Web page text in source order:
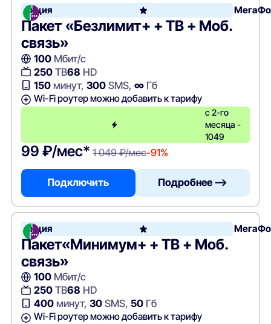
Акция
Пакет «Безлимит+ + ТВ + Моб.
связь»
100Мбит/с
250ТВ68 HD
150минут, 300SMS, ∞Гб
Wi-Fi роутер можно добавить к тарифу
с 2-го
месяца -
1049
99 ₽/мес* 1 049 ₽/мес-91%
Подключить Подробнее —>
Акция
Пакет«Минимум+ + ТВ + Моб.
связь»
100Мбит/с
250ТВ68 HD
400минут, 30SMS, 50Гб
Wi-Fi роутер можно добавить к тарифу